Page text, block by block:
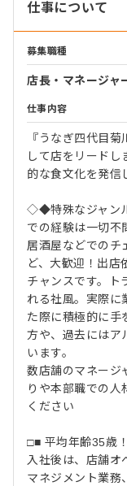
仕事について
募集職種
店長・マネージャ
仕事内容
『うなぎ四代目
して店をリード
的な食文化を発信
◇◆特殊なジャン
での経験は一切不
居酒屋などでのチ
ど、大歓迎！出店
チャンスです。ト
れる社⾵。実際に
た際に積極的に手
方や、過去にはア
います。
数店舗のマネージ
りや本部職での人
ください
□■ 平均年齢35歳
入社後は、店舗オ
マネジメント業務